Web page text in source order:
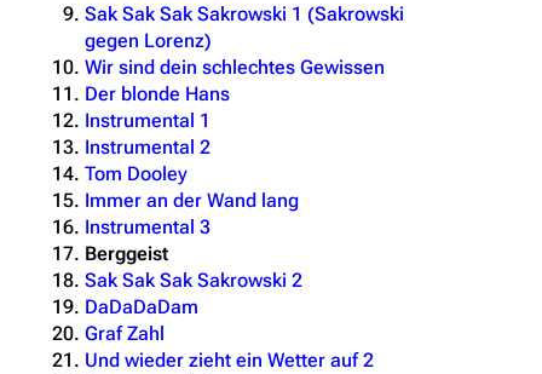
Sak Sak Sak Sakrowski 1 (Sakrowski
gegen Lorenz)
Wir sind dein schlechtes Gewissen
Der blonde Hans
Instrumental 1
Instrumental 2
Tom Dooley
Immer an der Wand lang
Instrumental 3
Berggeist
Sak Sak Sak Sakrowski 2
DaDaDaDam
Graf Zahl
Und wieder zieht ein Wetter auf 2